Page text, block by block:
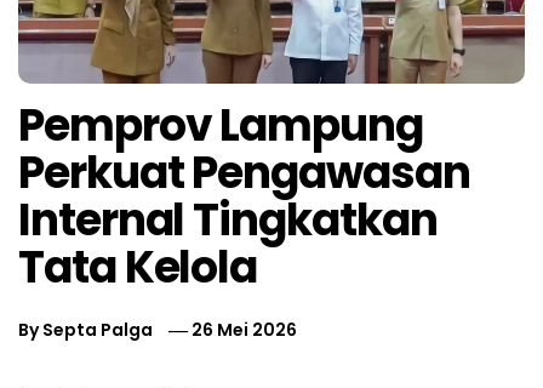
Pemprov Lampung
Perkuat Pengawasan
Internal Tingkatkan
Tata Kelola
BySepta Palga 26 Mei 2026